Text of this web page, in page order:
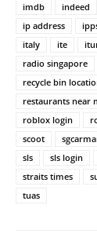
imdb
indeed
ip address
italy
ite
radio singapore
recycle bin
restaurants near
roblox login
scoot
sls
sls login
straits times
tuas